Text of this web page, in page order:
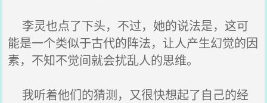
李灵也点了下头，不过，她的说法是，这可
能是一个类似于古代的阵法，让人产生幻觉的因
素，不知不觉间就会扰乱人的思维。
我听着他们的猜测，又很快想起了自己的经